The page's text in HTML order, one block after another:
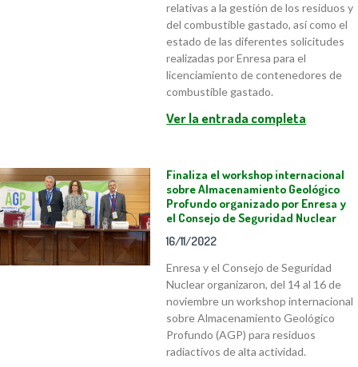
relativas a la gestión de los residuos y
del combustible gastado, así como el
estado de las diferentes solicitudes
realizadas por Enresa para el
licenciamiento de contenedores de
combustible gastado.
Ver la entrada completa
Finaliza el workshop internacional
sobre Almacenamiento Geológico
Profundo organizado por Enresa y
el Consejo de Seguridad Nuclear
16/11/2022
Enresa y el Consejo de Seguridad
Nuclear organizaron, del 14 al 16 de
noviembre un workshop internacional
sobre Almacenamiento Geológico
Profundo (AGP) para residuos
radiactivos de alta actividad.